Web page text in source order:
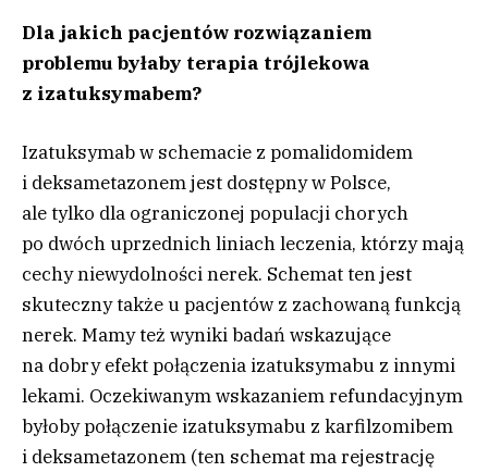
Dla jakich pacjentów rozwiązaniem
problemu byłaby terapia trójlekowa
z izatuksymabem?
Izatuksymab w schemacie z pomalidomidem
i deksametazonem jest dostępny w Polsce,
ale tylko dla ograniczonej populacji chorych
po dwóch uprzednich liniach leczenia, którzy mają
cechy niewydolności nerek. Schemat ten jest
skuteczny także u pacjentów z zachowaną funkcją
nerek. Mamy też wyniki badań wskazujące
na dobry efekt połączenia izatuksymabu z innymi
lekami. Oczekiwanym wskazaniem refundacyjnym
byłoby połączenie izatuksymabu z karfilzomibem
i deksametazonem (ten schemat ma rejestrację